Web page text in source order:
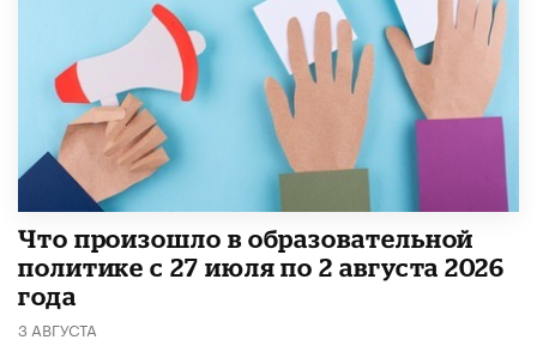
​Что произошло в образовательной
политике с 27 июля по 2 августа 2026
года
3 АВГУСТА